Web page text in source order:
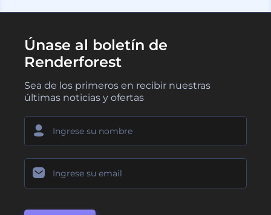
Únase al boletín de
Renderforest
Sea de los primeros en recibir nuestras
últimas noticias y ofertas